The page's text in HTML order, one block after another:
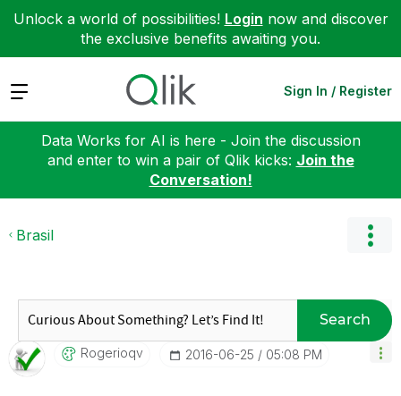
Unlock a world of possibilities! Login now and discover
the exclusive benefits awaiting you.
Expand Sign In / Register
Data Works for AI is here - Join the discussion
and enter to win a pair of Qlik kicks: Join the
Conversation!
Brasil
Search
Rogerioqv ‎2016-06-25 05:08 PM